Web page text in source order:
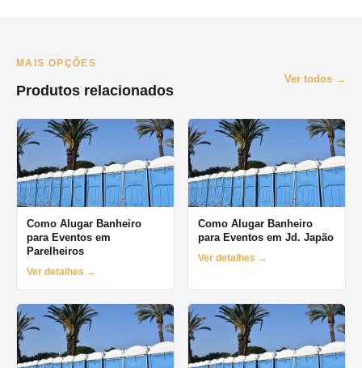
MAIS OPÇÕES
Produtos relacionados
Ver todos →
Como Alugar Banheiro
para Eventos em
Parelheiros
Ver detalhes →
Como Alugar Banheiro
para Eventos em Jd. Japão
Ver detalhes →